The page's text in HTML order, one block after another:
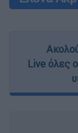
Live όλες